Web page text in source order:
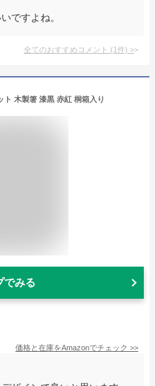
ですよね。
全てのおすすめコメント (1件) >
ト 木製箸 漆黒 赤紅 桐箱入り
でみる
価格と在庫をAmazonでチェック >>